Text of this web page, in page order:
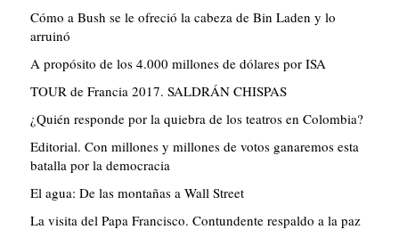
Cómo a Bush se le ofreció la cabeza de Bin Laden y lo
arruinó
A propósito de los 4.000 millones de dólares por ISA
TOUR de Francia 2017. SALDRÁN CHISPAS
¿Quién responde por la quiebra de los teatros en Colombia?
Editorial. Con millones y millones de votos ganaremos esta
batalla por la democracia
El agua: De las montañas a Wall Street
La visita del Papa Francisco. Contundente respaldo a la paz